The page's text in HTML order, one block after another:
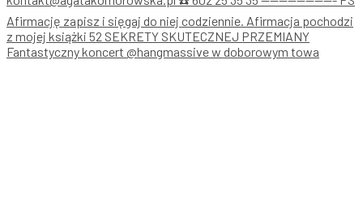
Fantastyczny koncert @hangmassive w doborowym towa